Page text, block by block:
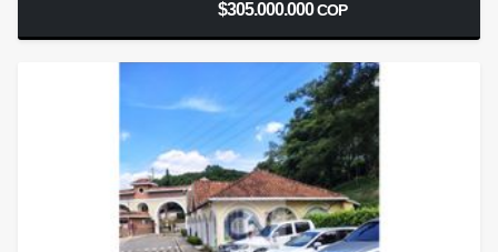
$305.000.000COP